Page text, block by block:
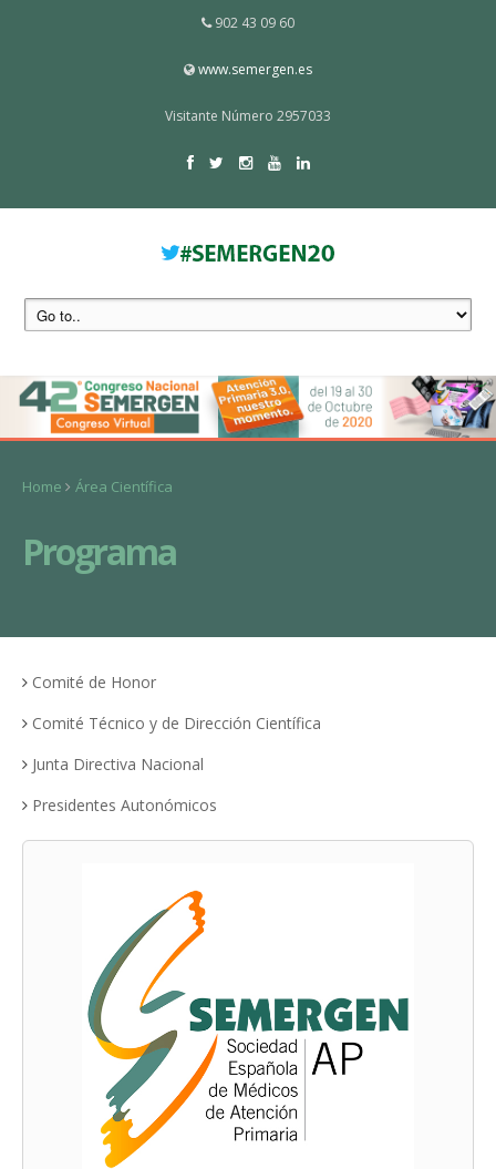
902 43 09 60
www.semergen.es
Visitante Número 2957033
Home Área Científica
Programa
Comité de Honor
Comité Técnico y de Dirección Científica
Junta Directiva Nacional
Presidentes Autonómicos